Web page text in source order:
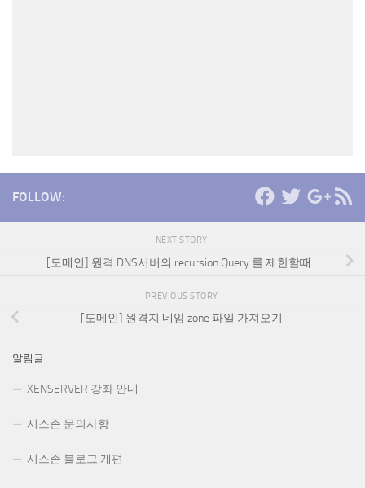
FOLLOW:
NEXT STORY
[도메인] 원격 DNS서버의 recursion Query 를 제한할때…
PREVIOUS STORY
[도메인] 원격지 네임 zone 파일 가져오기.
알림글
XENSERVER 강좌 안내
시스존 문의사항
시스존 블로그 개편